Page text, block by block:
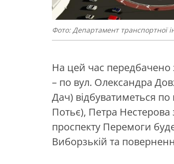
Фото: Департамент транспортної
На цей час передбачено
– по вул. Олександра
Дач) відбуватиметься
Потьє), Петра Нестерова
проспекту Перемоги
Виборзькій та